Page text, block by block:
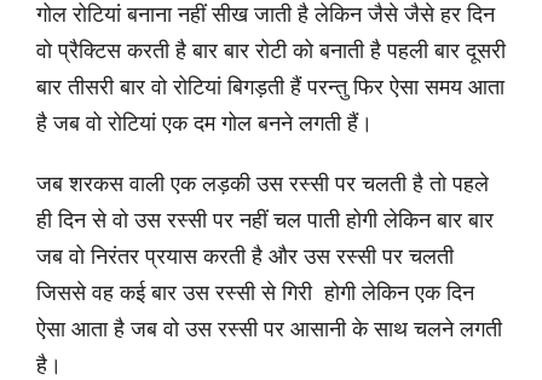
गोल रोटियां बनाना नहीं सीख जाती है लेकिन जैसे जैसे हर दिन
वो प्रैक्टिस करती है बार बार रोटी को बनाती है पहली बार दूसरी
बार तीसरी बार वो रोटियां बिगड़ती हैं परन्तु फिर ऐसा समय आता
है जब वो रोटियां एक दम गोल बनने लगती हैं।
जब शरकस वाली एक लड़की उस रस्सी पर चलती है तो पहले
ही दिन से वो उस रस्सी पर नहीं चल पाती होगी लेकिन बार बार
जब वो निरंतर प्रयास करती है और उस रस्सी पर चलती
जिससे वह कई बार उस रस्सी से गिरी होगी लेकिन एक दिन
ऐसा आता है जब वो उस रस्सी पर आसानी के साथ चलने लगती
है।